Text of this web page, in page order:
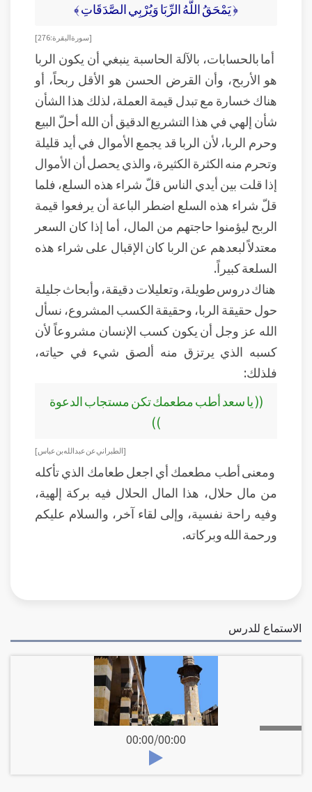
﴿ يَمْحَقُ اللَّهُ الرِّبَا وَيُرْبِي الصَّدَقَاتِ ﴾
[ سورة البقرة: 276 ]
أما بالحسابات، بالآلة الحاسبة ينبغي أن يكون الربا
هو الأربح، وأن القرض الحسن هو الأقل ربحاً، أو
هناك خسارة مع تبدل قيمة العملة، لذلك هذا الشأن
شأن إلهي في هذا التشريع الدقيق أن الله أحلّ البيع
وحرم الربا، لأن الربا قد يجمع الأموال في أيد قليلة
وتحرم منه الكثرة الكثيرة، والذي يحصل أن الأموال
إذا قلت بين أيدي الناس قلّ شراء هذه السلع، فلما
قلّ شراء هذه السلع اضطر الباعة أن يرفعوا قيمة
الربح ليؤمنوا حاجتهم من المال، أما إذا كان السعر
معتدلاً لبعدهم عن الربا كان الإقبال على شراء هذه
السلعة كبيراً.
هناك دروس طويلة، وتعليلات دقيقة، وأبحاث جليلة
حول حقيقة الربا، وحقيقة الكسب المشروع، نسأل
الله عز وجل أن يكون كسب الإنسان مشروعاً لأن
كسبه الذي يرتزق منه ألصق شيء في حياته،
فلذلك:
(( يا سعد أطب مطعمك تكن مستجاب الدعوة
))
[ الطبراني عن عبد الله بن عباس ]
ومعنى أطب مطعمك أي اجعل طعامك الذي تأكله
من مال حلال، هذا المال الحلال فيه بركة إلهية،
وفيه راحة نفسية، وإلى لقاء آخر، والسلام عليكم
ورحمة الله وبركاته.
الاستماع للدرس
00:00/00:00